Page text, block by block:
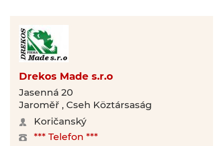
Drekos Made s.r.o
Jasenná 20
Jaroměř , Cseh Köztársaság
Koričanský
*** Telefon ***